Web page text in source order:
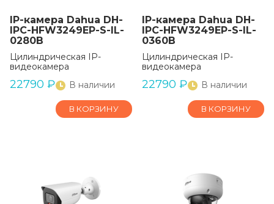
IP-камера Dahua DH-
IPC-HFW3249EP-S-IL-
0280B
Цилиндрическая IP-
видеокамера
22790 ₽ В наличии
В КОРЗИНУ
IP-камера Dahua DH-
IPC-HFW3249EP-S-IL-
0360B
Цилиндрическая IP-
видеокамера
22790 ₽ В наличии
В КОРЗИНУ